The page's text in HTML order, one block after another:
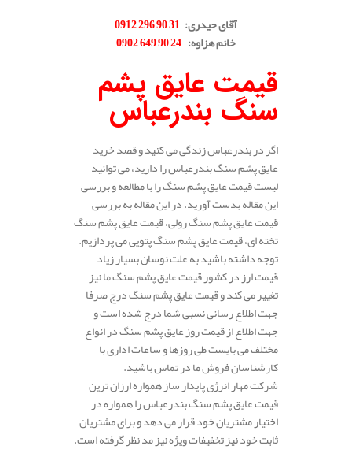
آقای حیدری:
31 90 296 0912
خانم هزاوه:
24 90 649 0902
قیمت عایق پشم
سنگ بندرعباس
اگر در بندرعباس زندگی می کنید و قصد خرید
عایق پشم سنگ بندرعباس را دارید، می توانید
لیست قیمت عایق پشم سنگ را با مطالعه و بررسی
این مقاله بدست آورید. در این مقاله به بررسی
قیمت عایق پشم سنگ رولی، قیمت عایق پشم سنگ
تخته ای، قیمت عایق پشم سنگ پتویی می پردازیم.
توجه داشته باشید به علت نوسان بسیار زیاد
قیمت ارز در کشور قیمت عایق پشم سنگ ما نیز
تغییر می کند و قیمت عایق پشم سنگ درج صرفا
جهت اطلاع رسانی نسبی شما درج شده است و
جهت اطلاع از قیمت روز عایق پشم سنگ در انواع
مختلف می بایست طی روزها و ساعات اداری با
کارشناسان فروش ما در تماس باشید.
شرکت مهار انرژی پایدار ساز همواره ارزان ترین
قیمت عایق پشم سنگ بندرعباس را همواره در
اختیار مشتریان خود قرار می دهد و برای مشتریان
ثابت خود نیز تخفیفات ویژه نیز مد نظر گرفته است.